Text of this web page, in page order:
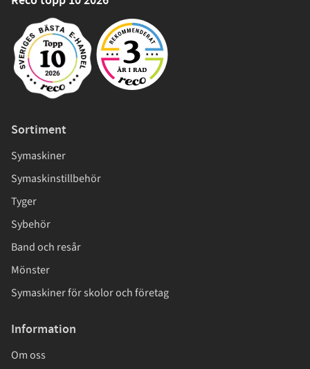
Sortiment
Symaskiner
Symaskinstillbehör
Tyger
Sybehör
Band och resår
Mönster
Symaskiner för skolor och företag
Information
Om oss